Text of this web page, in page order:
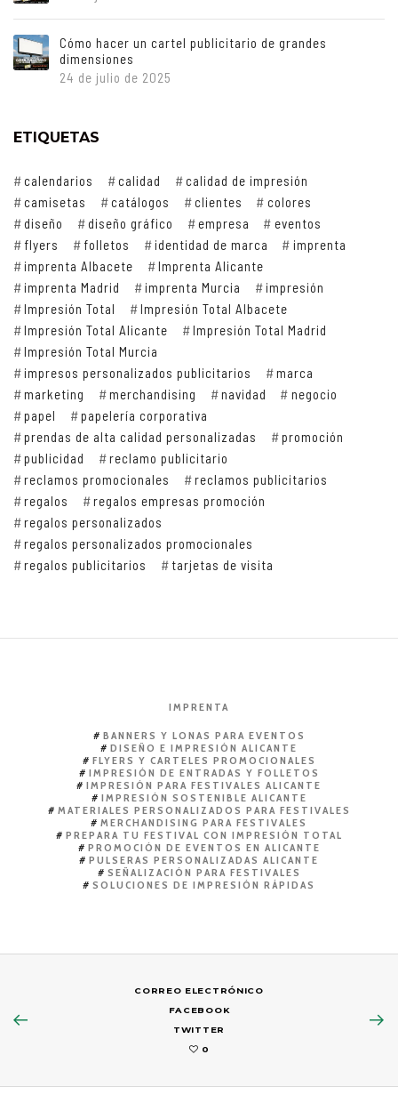
Cómo hacer un cartel publicitario de grandes
dimensiones
24 de julio de 2025
ETIQUETAS
calendarios calidad
calidad de impresión
camisetas
catálogos clientes
colores
diseño
diseño gráfico empresa
eventos
flyers
folletos identidad de marca
imprenta
imprenta Albacete
Imprenta Alicante
imprenta Madrid
imprenta Murcia
impresión
Impresión Total
Impresión Total Albacete
Impresión Total Alicante
Impresión Total Madrid
Impresión Total Murcia
impresos personalizados publicitarios
marca
marketing
merchandising navidad
negocio
papel
papelería corporativa
prendas de alta calidad personalizadas
promoción
publicidad
reclamo publicitario
reclamos promocionales
reclamos publicitarios
regalos
regalos empresas promoción
regalos personalizados
regalos personalizados promocionales
regalos publicitarios
tarjetas de visita
IMPRENTA
BANNERS Y LONAS PARA EVENTOS
DISEÑO E IMPRESIÓN ALICANTE
FLYERS Y CARTELES PROMOCIONALES
IMPRESIÓN DE ENTRADAS Y FOLLETOS
IMPRESIÓN PARA FESTIVALES ALICANTE
IMPRESIÓN SOSTENIBLE ALICANTE
MATERIALES PERSONALIZADOS PARA FESTIVALES
MERCHANDISING PARA FESTIVALES
PREPARA TU FESTIVAL CON IMPRESIÓN TOTAL
PROMOCIÓN DE EVENTOS EN ALICANTE
PULSERAS PERSONALIZADAS ALICANTE
SEÑALIZACIÓN PARA FESTIVALES
SOLUCIONES DE IMPRESIÓN RÁPIDAS
CORREO ELECTRÓNICO
FACEBOOK
TWITTER
0